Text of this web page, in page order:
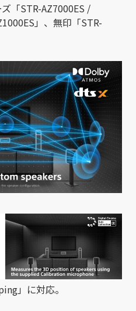
「STR-AZ7000ES /
」、無印「STR-
」に対応。